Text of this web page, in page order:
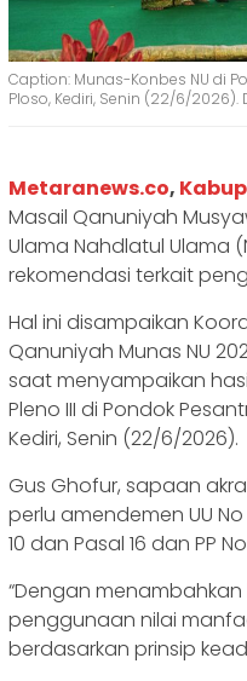
Caption: Munas-Konbes NU di
Ploso, Kediri, Senin (22/6/2026).
Metaranews.co,
Masail Qanuniyah
Ulama Nahdlatul Ulama
rekomendasi terkait
Hal ini disampaikan
Qanuniyah Munas NU
saat menyampaikan
Pleno III di Pondok
Kediri, Senin (22/6/2026).
Gus Ghofur, sapaan
perlu amendemen UU
10 dan Pasal 16 dan PP
“Dengan
penggunaan nilai
berdasarkan prinsip